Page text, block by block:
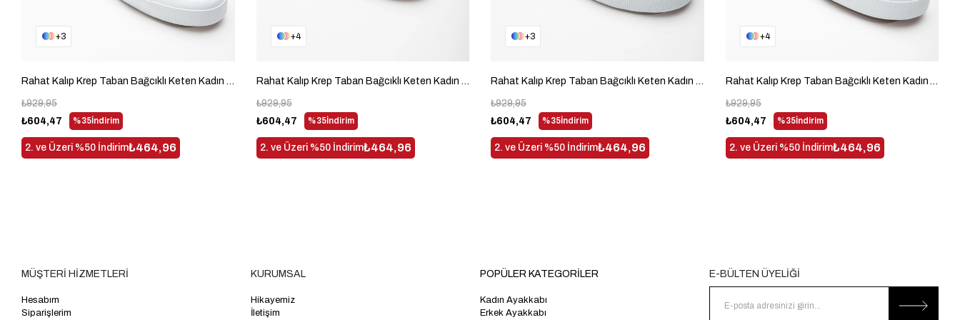
3
Rahat Kalıp Krep Taban Bağcıklı Keten Kadın Siyah Günlük Ayakkabı TBACR801
%35İndirim
₺604,47
₺929,95
2. ve Üzeri %50 İndirim₺464,96
4
Rahat Kalıp Krep Taban Bağcıklı Keten Kadın Beyaz Günlük Ayakkabı TBACR801
%35İndirim
₺604,47
₺929,95
2. ve Üzeri %50 İndirim₺464,96
3
Rahat Kalıp Krep Taban Bağcıklı Keten Kadın Bej Günlük Ayakkabı TBACR801
%35İndirim
₺604,47
₺929,95
2. ve Üzeri %50 İndirim₺464,96
4
Rahat Kalıp Krep Taban Bağcıklı Keten Kadın Yeşil Günlük Ayakkabı TBACR801
%35İndirim
₺604,47
₺929,95
2. ve Üzeri %50 İndirim₺464,96
MÜŞTERİ HİZMETLERİ
Hesabım
Siparişlerim
KURUMSAL
Hikayemiz
İletişim
POPÜLER KATEGORİLER
Kadın Ayakkabı
Erkek Ayakkabı
E-BÜLTEN ÜYELİĞİ